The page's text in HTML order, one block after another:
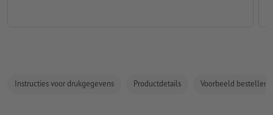
Instructies voor drukgegevens Productdetails Voorbeeld bestellen